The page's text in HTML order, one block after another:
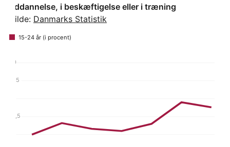
uddannelse, i beskæftigelse eller i træning
Kilde: Danmarks Statistik
15-24 år (i procent)
12,5
17,5
20